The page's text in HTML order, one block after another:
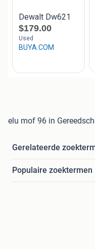
elu mof 96 in
Gerelateerde
Populaire zoektermen